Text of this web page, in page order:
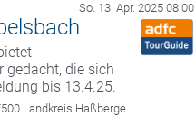
So. 13. Apr. 2025 08:00
gedacht, die sich
bis 13.4.25.
Landkreis Haßberge